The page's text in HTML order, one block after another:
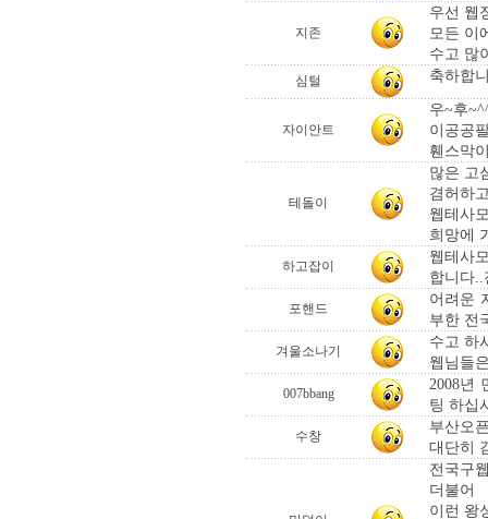
지존
우선 웹
모든 이
수고 많
심털 축하합
자이안트
우~후
이공공
휀스막
테돌이
많은 고
겸허하
웹테사
희망에
하고잡이
웹테사
합니다..
포핸드
어려운
부한 전
겨울소나기
수고 하
웹님들
007bbang
2008년
팅 하십
수창
부산오
대단히
전국구
더불어
이런 왕